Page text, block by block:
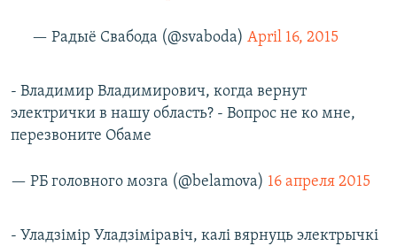
— Радыё Свабода (@svaboda) April 16, 2015
- Владимир Владимирович, когда вернут
электрички в нашу область? - Вопрос не ко мне,
перезвоните Обаме
— РБ головного мозга (@belamova) 16 апреля 2015
- Уладзімір Уладзіміравіч, калі вярнуць электрычкі